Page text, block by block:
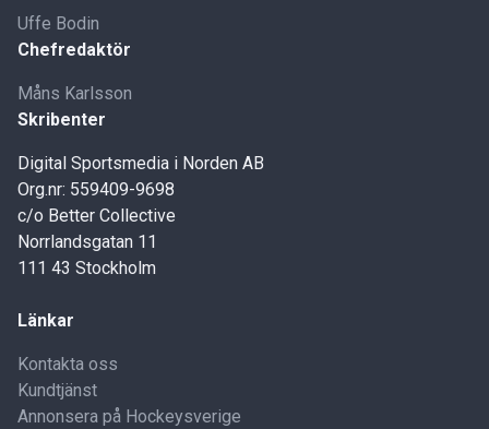
Uffe Bodin
Chefredaktör
Måns Karlsson
Skribenter
Digital Sportsmedia i Norden AB
Org.nr: 559409-9698
c/o Better Collective
Norrlandsgatan 11
111 43 Stockholm
Länkar
Kontakta oss
Kundtjänst
Annonsera på Hockeysverige